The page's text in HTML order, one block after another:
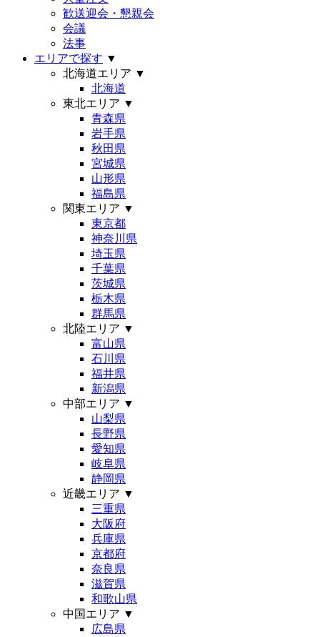
歓送迎会・懇親会
会議
法事
エリアで探す ▼
北海道エリア ▼
北海道
東北エリア ▼
青森県
岩手県
秋田県
宮城県
山形県
福島県
関東エリア ▼
東京都
神奈川県
埼玉県
千葉県
茨城県
栃木県
群馬県
北陸エリア ▼
富山県
石川県
福井県
新潟県
中部エリア ▼
山梨県
長野県
愛知県
岐阜県
静岡県
近畿エリア ▼
三重県
大阪府
兵庫県
京都府
奈良県
滋賀県
和歌山県
中国エリア ▼
広島県